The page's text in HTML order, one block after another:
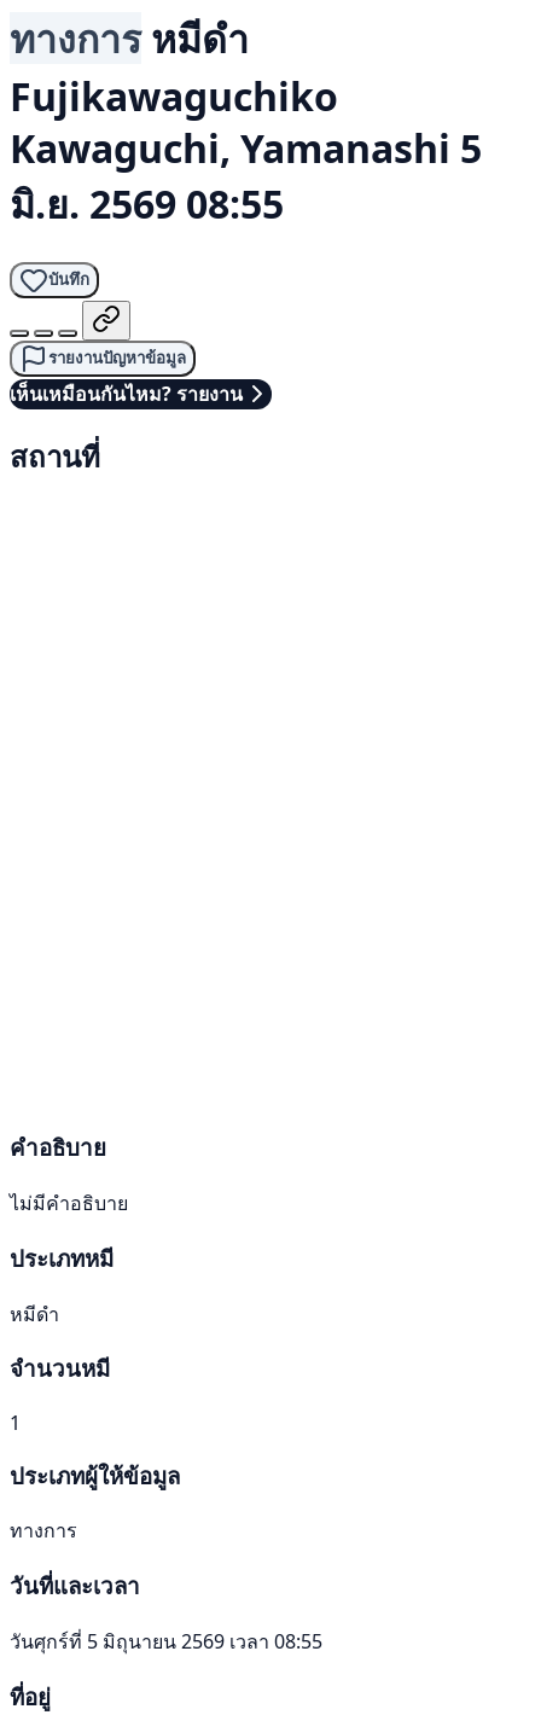
ทางการ หมีดำ
Fujikawaguchiko
Kawaguchi, Yamanashi 5
มิ.ย. 2569 08:55
บันทึก
รายงานปัญหาข้อมูล
เห็นเหมือนกันไหม? รายงาน
สถานที่
คำอธิบาย
ไม่มีคำอธิบาย
ประเภทหมี
หมีดำ
จำนวนหมี
1
ประเภทผู้ให้ข้อมูล
ทางการ
วันที่และเวลา
วันศุกร์ที่ 5 มิถุนายน 2569 เวลา 08:55
ที่อยู่